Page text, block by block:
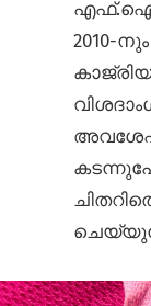
2010-